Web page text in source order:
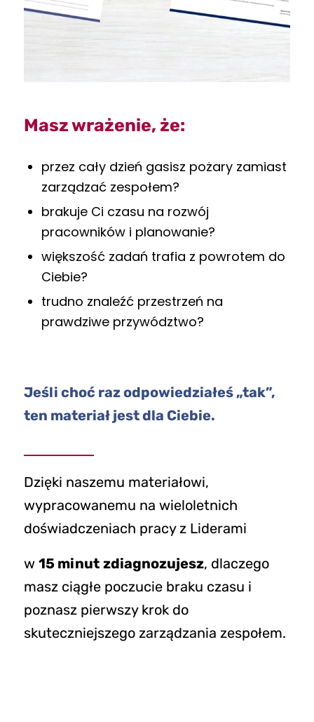
Masz wrażenie, że:
przez cały dzień gasisz pożary zamiast
zarządzać zespołem?
brakuje Ci czasu na rozwój
pracowników i planowanie?
większość zadań trafia z powrotem do
Ciebie?
trudno znaleźć przestrzeń na
prawdziwe przywództwo?
Jeśli choć raz odpowiedziałeś „tak”,
ten materiał jest dla Ciebie.
Dzięki naszemu materiałowi,
wypracowanemu na wieloletnich
doświadczeniach pracy z Liderami
w 15 minut zdiagnozujesz, dlaczego
masz ciągłe poczucie braku czasu i
poznasz pierwszy krok do
skuteczniejszego zarządzania zespołem.